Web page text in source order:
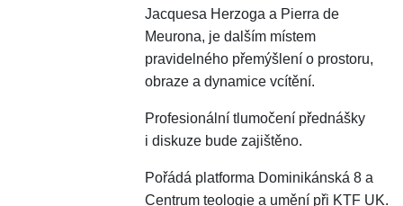
Jacquesa Herzoga a Pierra de
Meurona, je dalším místem
pravidelného přemýšlení o prostoru,
obraze a dynamice vcítění.
Profesionální tlumočení přednášky
i diskuze bude zajištěno.
Pořádá platforma Dominikánská 8 a
Centrum teologie a umění při KTF UK.